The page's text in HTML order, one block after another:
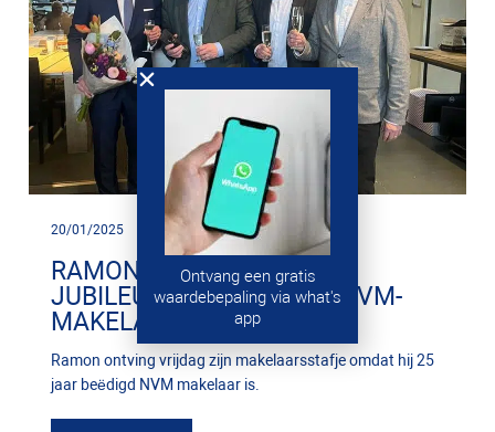
20/01/2025
RAMON VIERT 25-JARIG
JUBILEUM ALS BEËDIGD NVM-
MAKELAAR
Ramon ontving vrijdag zijn makelaarsstafje omdat hij 25
jaar beëdigd NVM makelaar is.
Ontvang een gratis
waardebepaling via what's
app